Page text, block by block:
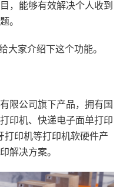
，能够有效解决个人收到
。
大家介绍下这个功能。
限公司旗下产品，拥有国
印机、快递电子面单打印
打印机等打印机软硬件产
解决方案。